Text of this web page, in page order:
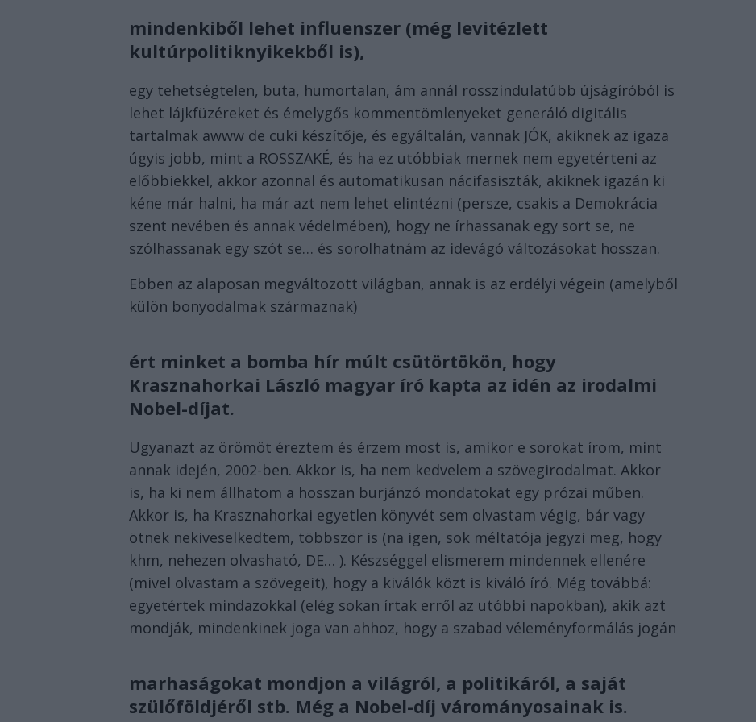
mindenkiből lehet influenszer (még levitézlett
kultúrpolitiknyikekből is),
egy tehetségtelen, buta, humortalan, ám annál rosszindulatúbb újságíróból is
lehet lájkfüzéreket és émelygős kommentömlenyeket generáló digitális
tartalmak awww de cuki készítője, és egyáltalán, vannak JÓK, akiknek az igaza
úgyis jobb, mint a ROSSZAKÉ, és ha ez utóbbiak mernek nem egyetérteni az
előbbiekkel, akkor azonnal és automatikusan nácifasiszták, akiknek igazán ki
kéne már halni, ha már azt nem lehet elintézni (persze, csakis a Demokrácia
szent nevében és annak védelmében), hogy ne írhassanak egy sort se, ne
szólhassanak egy szót se… és sorolhatnám az idevágó változásokat hosszan.
Ebben az alaposan megváltozott világban, annak is az erdélyi végein (amelyből
külön bonyodalmak származnak)
ért minket a bomba hír múlt csütörtökön, hogy
Krasznahorkai László magyar író kapta az idén az irodalmi
Nobel-díjat.
Ugyanazt az örömöt éreztem és érzem most is, amikor e sorokat írom, mint
annak idején, 2002-ben. Akkor is, ha nem kedvelem a szövegirodalmat. Akkor
is, ha ki nem állhatom a hosszan burjánzó mondatokat egy prózai műben.
Akkor is, ha Krasznahorkai egyetlen könyvét sem olvastam végig, bár vagy
ötnek nekiveselkedtem, többször is (na igen, sok méltatója jegyzi meg, hogy
khm, nehezen olvasható, DE… ). Készséggel elismerem mindennek ellenére
(mivel olvastam a szövegeit), hogy a kiválók közt is kiváló író. Még továbbá:
egyetértek mindazokkal (elég sokan írtak erről az utóbbi napokban), akik azt
mondják, mindenkinek joga van ahhoz, hogy a szabad véleményformálás jogán
marhaságokat mondjon a világról, a politikáról, a saját
szülőföldjéről stb. Még a Nobel-díj várományosainak is.